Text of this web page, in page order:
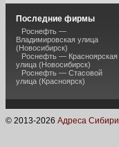
Последние фирмы
Роснефть —
Владимировская улица
(Новосибирск)
Роснефть — Красноярская
улица (Новосибирск)
Роснефть — Стасовой
улица (Красноярск)
© 2013-2026 Адреса Сибири